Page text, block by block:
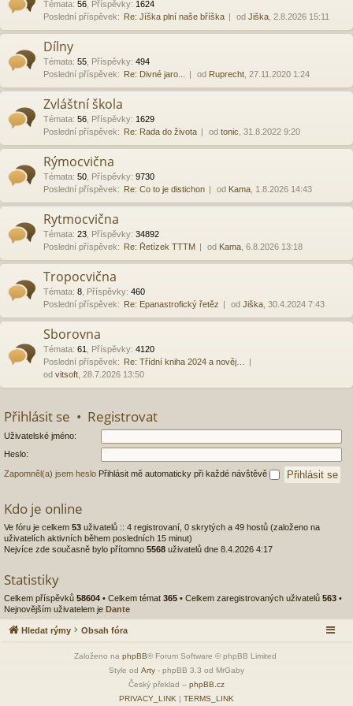
Témata: 56 Příspěvky: 1624
Poslední příspěvek: Re: Jíška plní naše bříška od Jiška , 2.8.2026 15:11
Dílny
Témata: 55 Příspěvky: 494
Poslední příspěvek: Re: Divné jaro... od Ruprecht , 27.11.2020 1:24
Zvláštní škola
Témata: 56 Příspěvky: 1629
Poslední příspěvek: Re: Rada do života od tonic , 31.8.2022 9:20
Rýmocvična
Témata: 50 Příspěvky: 9730
Poslední příspěvek: Re: Co to je distichon od Kama , 1.8.2026 14:43
Rytmocvična
Témata: 23 Příspěvky: 34892
Poslední příspěvek: Re: Řetízek TTTM od Kama , 6.8.2026 13:18
Tropocvična
Témata: 8 Příspěvky: 460
Poslední příspěvek: Re: Epanastrofický řetěz od Jiška , 30.4.2024 7:43
Sborovna
Témata: 61 Příspěvky: 4120
Poslední příspěvek: Re: Třídní kniha 2024 a nověj…
od vitsoft , 28.7.2026 13:50
Přihlásit se • Registrovat
Uživatelské jméno:
Heslo:
Zapomněl(a) jsem heslo Přihlásit mě automaticky při každé návštěvě
Kdo je online
Ve fóru je celkem 53 uživatelů :: 4 registrovaní, 0 skrytých a 49 hostů (založeno na
uživatelích aktivních během posledních 15 minut)
Nejvíce zde současně bylo přítomno 5568 uživatelů dne 8.4.2026 4:17
Statistiky
Celkem příspěvků 58604 • Celkem témat 365 • Celkem zaregistrovaných uživatelů 563 •
Nejnovějším uživatelem je Dante
Hledat rýmy Obsah fóra
Založeno na phpBB® Forum Software © phpBB Limited
Style od Arty - phpBB 3.3 od MrGaby
Český překlad – phpBB.cz
PRIVACY_LINK | TERMS_LINK